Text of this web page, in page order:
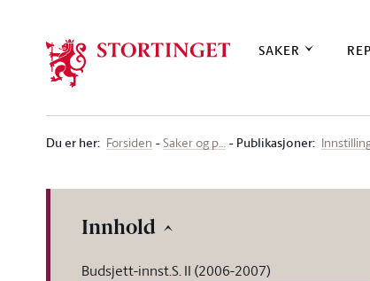
SAKER
Du er her: Forsiden Saker og p… Publikasjoner:
Innhold
Budsjett-innst.S. II (2006-2007)